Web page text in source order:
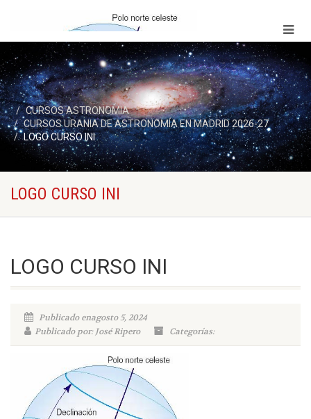
CURSOS ASTRONOMIA
CURSOS URANIA DE ASTRONOMÍA EN MADRID 2026-27
LOGO CURSO INI
LOGO CURSO INI
LOGO CURSO INI
Publicado enagosto 5, 2024
Publicado por: José Ripero
Categorías: